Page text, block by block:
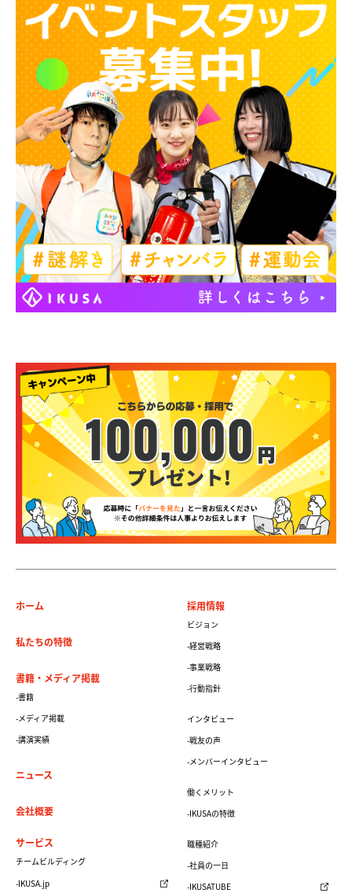
ホーム
私たちの特徴
書籍・メディア掲載
-書籍
-メディア掲載
-講演実績
ニュース
会社概要
サービス
チームビルディング
-IKUSA.jp
採用情報
ビジョン
-経営戦略
-事業戦略
-行動指針
インタビュー
-戦友の声
-メンバーインタビュー
働くメリット
-IKUSAの特徴
職種紹介
-社員の一日
-IKUSATUBE